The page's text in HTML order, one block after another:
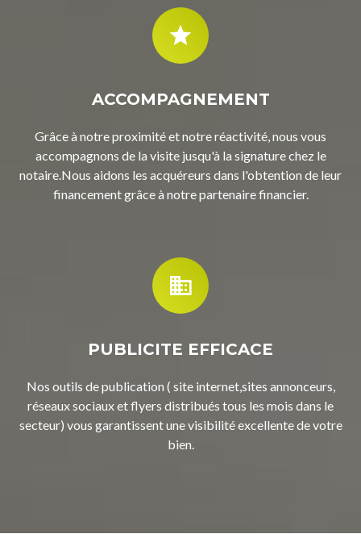
ACCOMPAGNEMENT
Grâce à notre proximité et notre réactivité, nous vous
accompagnons de la visite jusqu'à la signature chez le
notaire.Nous aidons les acquéreurs dans l'obtention de leur
financement grâce à notre partenaire financier.
PUBLICITE EFFICACE
Nos outils de publication ( site internet,sites annonceurs,
réseaux sociaux et flyers distribués tous les mois dans le
secteur) vous garantissent une visibilité excellente de votre
bien.